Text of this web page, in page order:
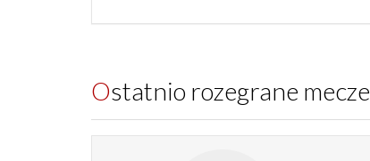
Ostatnio rozegrane mecze